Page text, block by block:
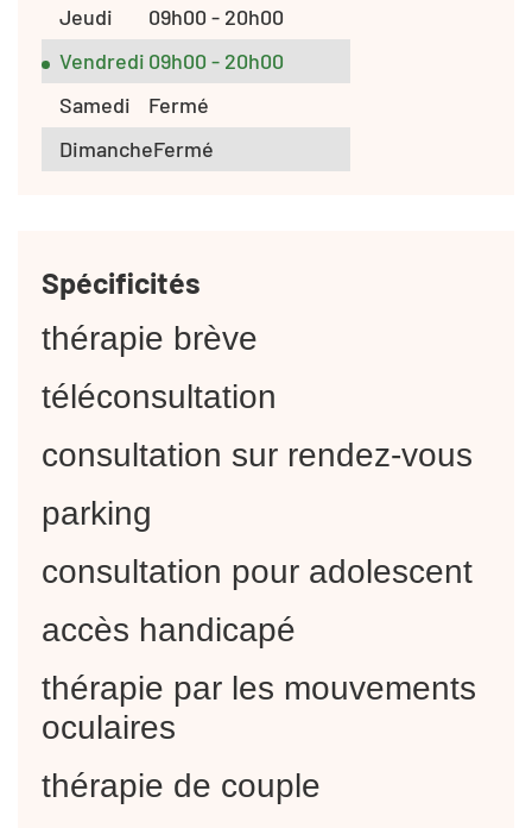
Jeudi
09h00 - 20h00
Vendredi 09h00 - 20h00
Samedi
Fermé
DimancheFermé
Spécificités
thérapie brève
téléconsultation
consultation sur rendez-vous
parking
consultation pour adolescent
accès handicapé
thérapie par les mouvements
oculaires
thérapie de couple